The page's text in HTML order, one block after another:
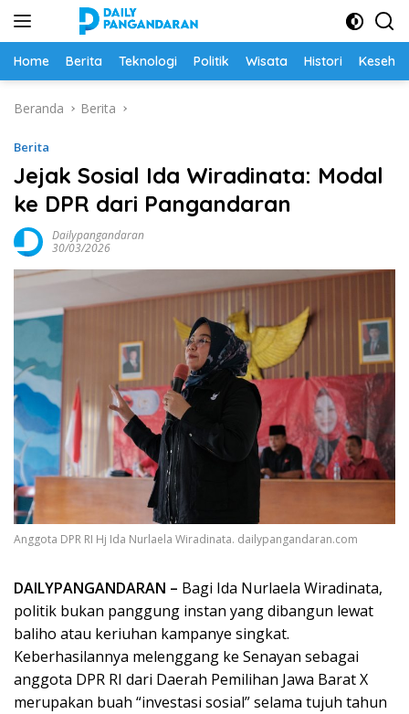
Home Berita Teknologi Politik Wisata Histori
Beranda Berita
Berita
Jejak Sosial Ida Wiradinata: Modal
ke DPR dari Pangandaran
Dailypangandaran
30/03/2026
Anggota DPR RI Hj Ida Nurlaela Wiradinata. dailypangandaran.com
DAILYPANGANDARAN – Bagi Ida Nurlaela Wiradinata,
politik bukan panggung instan yang dibangun lewat
baliho atau keriuhan kampanye singkat.
Keberhasilannya melenggang ke Senayan sebagai
anggota DPR RI dari Daerah Pemilihan Jawa Barat X
merupakan buah “investasi sosial” selama tujuh tahun